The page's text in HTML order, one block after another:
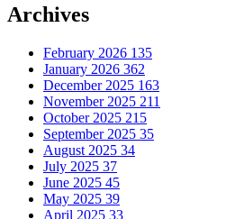
Archives
February 2026 135
January 2026 362
December 2025 163
November 2025 211
October 2025 215
September 2025 35
August 2025 34
July 2025 37
June 2025 45
May 2025 39
April 2025 33